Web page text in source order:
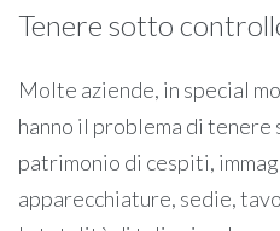
Tenere sotto
Molte aziende, in special
hanno il problema di
patrimonio di cespiti,
apparecchiature, sedie,